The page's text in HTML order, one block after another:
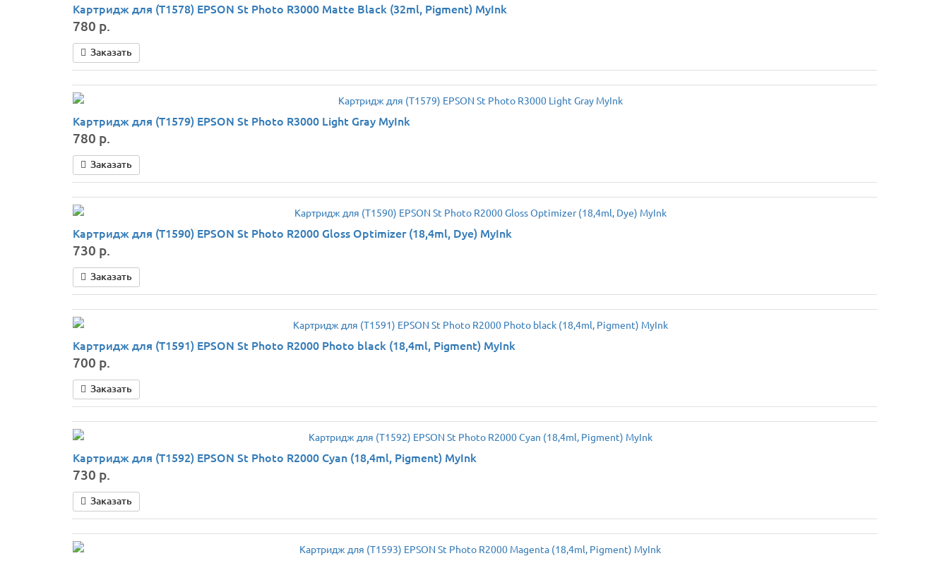
Картридж для (T1578) EPSON St Photo R3000 Matte Black (32ml, Pigment) MyInk
780 р.
Заказать
Картридж для (T1579) EPSON St Photo R3000 Light Gray MyInk
780 р.
Заказать
Картридж для (T1590) EPSON St Photo R2000 Gloss Optimizer (18,4ml, Dye) MyInk
730 р.
Заказать
Картридж для (T1591) EPSON St Photo R2000 Photo black (18,4ml, Pigment) MyInk
700 р.
Заказать
Картридж для (T1592) EPSON St Photo R2000 Cyan (18,4ml, Pigment) MyInk
730 р.
Заказать